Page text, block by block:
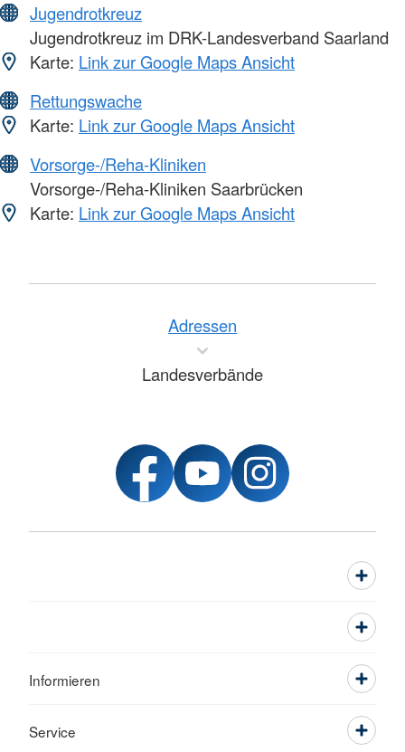
Jugendrotkreuz
Jugendrotkreuz im DRK-Landesverband Saarland
Karte: Link zur Google Maps Ansicht
Rettungswache
Karte: Link zur Google Maps Ansicht
Vorsorge-/Reha-Kliniken
Vorsorge-/Reha-Kliniken Saarbrücken
Karte: Link zur Google Maps Ansicht
Adressen
Landesverbände
Informieren
Service